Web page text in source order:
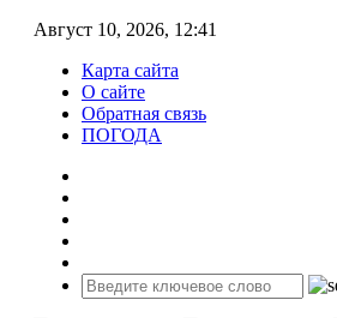
Август 10, 2026, 12:41
Карта сайта
О сайте
Обратная связь
ПОГОДА